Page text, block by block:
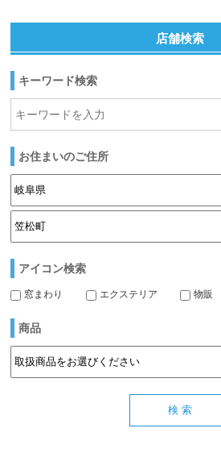
店舗検索
キーワード検索
お住まいのご住所
アイコン検索
窓まわり エクステリア 物販
商品